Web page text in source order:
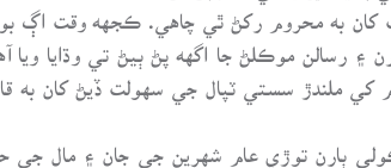
کان به محروم رکڻ ٿي چاهي. ڪجهه وقت اڳ
۽ رسالن موڪلڻ جا اگهه پڻ ٻيڻ تي وڌايا ويا
کي ملندڙ سستي ٽپال جي سهولت ڏيڻ کان
ٻارن توڙي عام شهرين جي جان ۽ مال